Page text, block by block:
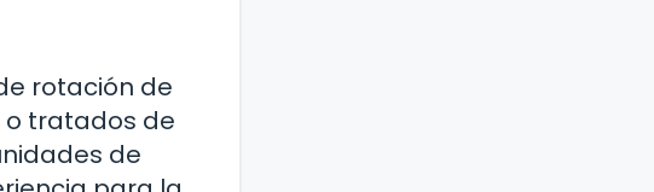
rotación de
o tratados de
de